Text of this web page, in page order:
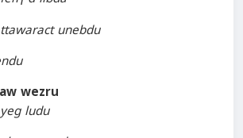
unebdu
wezru
ludu